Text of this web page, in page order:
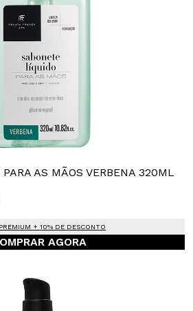
AS MÃOS VERBENA 320ML
+ 10% DE DESCONTO
AGORA